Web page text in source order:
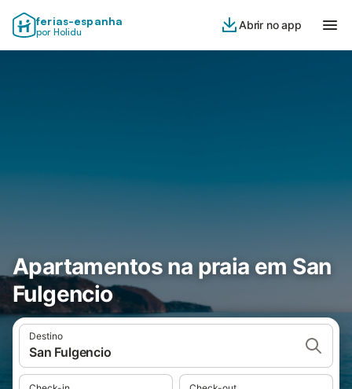
ferias-espanha
por Holidu
Abrir no app
Apartamentos na praia em San
Fulgencio
Destino
San Fulgencio